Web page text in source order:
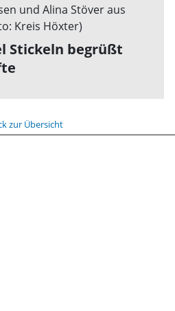
Stickeln begrüßt
zur Übersicht